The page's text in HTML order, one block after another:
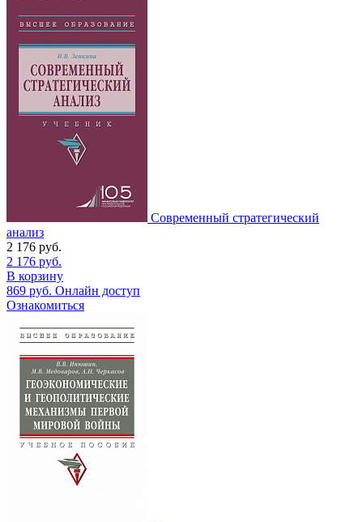
Современный стратегический
анализ
2 176 руб.
2 176 руб.
В корзину
869 руб. Онлайн доступ
Ознакомиться